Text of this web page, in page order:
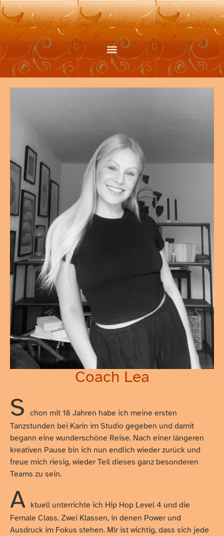
Ballett & Gymstudio Karin Graaf
Coach Lea
S chon mit 18 Jahren habe ich meine ersten
Tanzstunden bei Karin im Studio gegeben und damit
begann eine wunderschöne Reise. Nach einer längeren
kreativen Pause bin ich nun endlich wieder zurück und
freue mich riesig, wieder Teil dieses ganz besonderen
Teams zu sein.
A ktuell unterrichte ich Hip Hop Level 4 und die
Female Class. Zwei Klassen, in denen Power und
Ausdruck im Fokus stehen. Mir ist wichtig, dass sich jede